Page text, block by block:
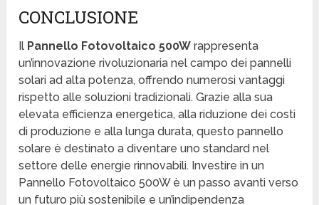
CONCLUSIONE
Il Pannello Fotovoltaico 500W rappresenta
un’innovazione rivoluzionaria nel campo dei pannelli
solari ad alta potenza, offrendo numerosi vantaggi
rispetto alle soluzioni tradizionali. Grazie alla sua
elevata efficienza energetica, alla riduzione dei costi
di produzione e alla lunga durata, questo pannello
solare è destinato a diventare uno standard nel
settore delle energie rinnovabili. Investire in un
Pannello Fotovoltaico 500W è un passo avanti verso
un futuro più sostenibile e un’indipendenza